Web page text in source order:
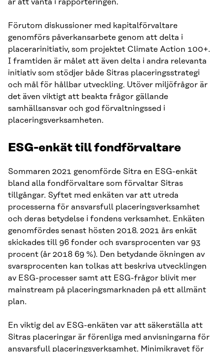
är att vänta i rapporteringen.
Förutom diskussioner med kapitalförvaltare
genomförs påverkansarbete genom att delta i
placerarinitiativ, som projektet Climate Action 100+.
I framtiden är målet att även delta i andra relevanta
initiativ som stödjer både Sitras placeringsstrategi
och mål för hållbar utveckling. Utöver miljöfrågor är
det även viktigt att beakta frågor gällande
samhällsansvar och god förvaltningssed i
placeringsverksamheten.
ESG-enkättill fondförvaltare
Sommaren 2021 genomförde Sitra en ESG-enkät
bland alla fondförvaltare som förvaltar Sitras
tillgångar. Syftet med enkäten var att utreda
processerna för ansvarsfull placeringsverksamhet
och deras betydelse i fondens verksamhet. Enkäten
genomfördes senast hösten 2018. 2021 års enkät
skickades till 96 fonder och svarsprocenten var 93
procent (år 2018 69 %). Den betydande ökningen av
svarsprocenten kan tolkas att beskriva utvecklingen
av ESG-processer samt att ESG-frågor blivit mer
mainstream på placeringsmarknaden på ett allmänt
plan.
En viktig del av ESG-enkäten var att säkerställa att
Sitras placeringar är förenliga med anvisningarna för
ansvarsfull placeringsverksamhet. Minimikravet för